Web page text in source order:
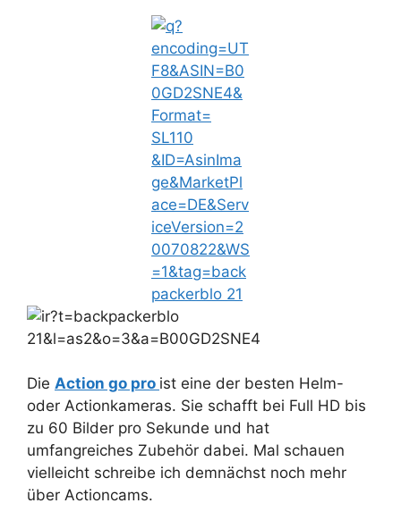
Die Action go pro ist eine der besten Helm-
oder Actionkameras. Sie schafft bei Full HD bis
zu 60 Bilder pro Sekunde und hat
umfangreiches Zubehör dabei. Mal schauen
vielleicht schreibe ich demnächst noch mehr
über Actioncams.